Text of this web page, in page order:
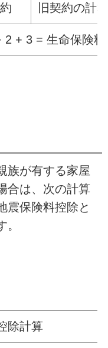
旧契約の計
2 + 3 = 生命保険
族が有する家屋
合は、次の計算
震保険料控除と
除計算